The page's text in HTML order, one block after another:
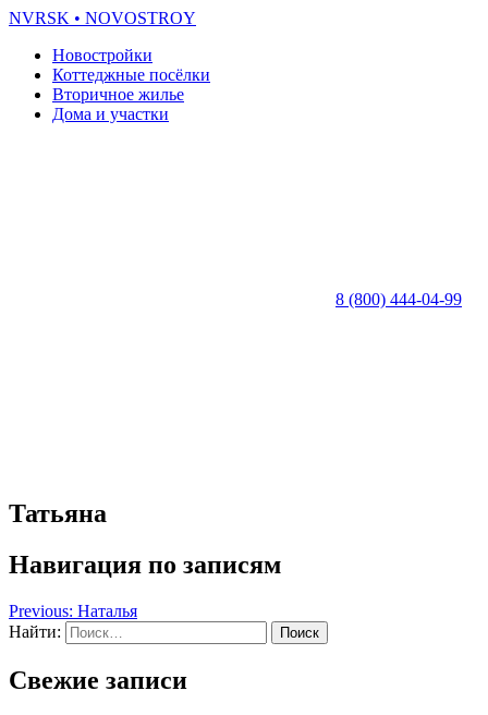
NVRSK • NOVOSTROY
Новостройки
Коттеджные посёлки
Вторичное жилье
Дома и участки
8 (800) 444-04-99
Татьяна
Навигация по записям
Previous: Наталья
Найти:
Свежие записи